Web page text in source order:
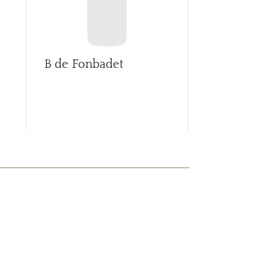
B de Fonbadet